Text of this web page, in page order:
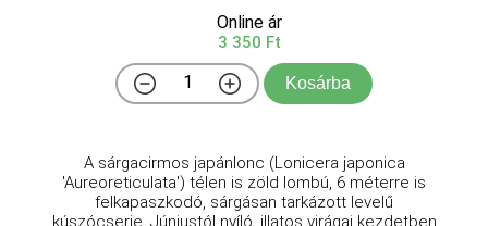
Online ár
3 350 Ft
Kosárba
A sárgacirmos japánlonc (Lonicera japonica
'Aureoreticulata') télen is zöld lombú, 6 méterre is
felkapaszkodó, sárgásan tarkázott levelű
kúszócserje. Júniustól nyíló, illatos virágai kezdetben